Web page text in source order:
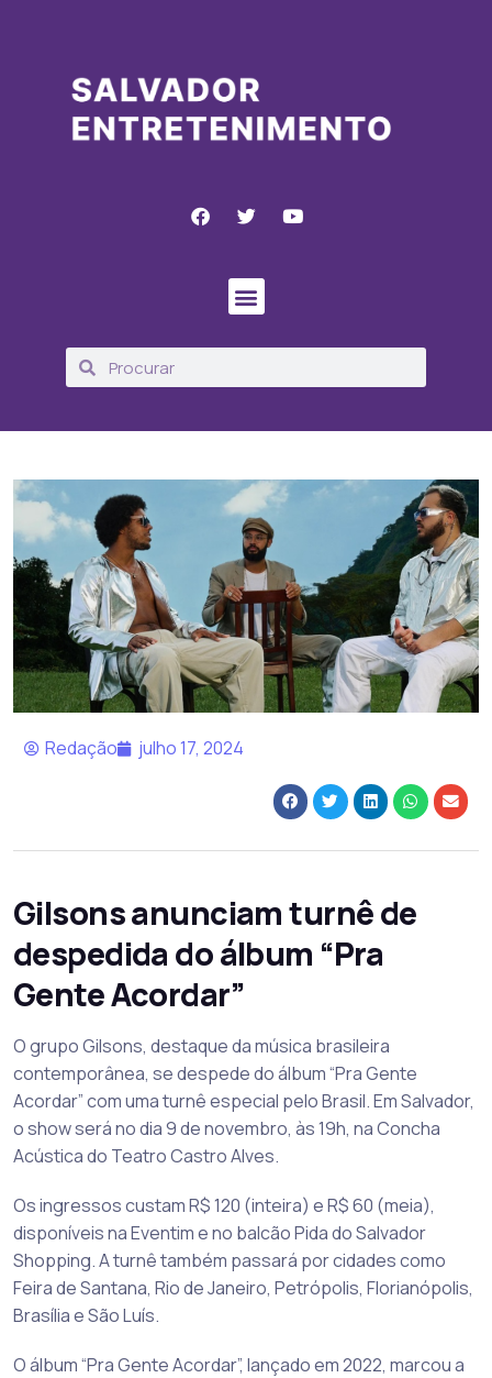
Redação julho 17, 2024
Gilsons anunciam turnê de
despedida do álbum “Pra
Gente Acordar”
O grupo Gilsons, destaque da música brasileira
contemporânea, se despede do álbum “Pra Gente
Acordar” com uma turnê especial pelo Brasil. Em Salvador,
o show será no dia 9 de novembro, às 19h, na Concha
Acústica do Teatro Castro Alves.
Os ingressos custam R$ 120 (inteira) e R$ 60 (meia),
disponíveis na Eventim e no balcão Pida do Salvador
Shopping. A turnê também passará por cidades como
Feira de Santana, Rio de Janeiro, Petrópolis, Florianópolis,
Brasília e São Luís.
O álbum “Pra Gente Acordar”, lançado em 2022, marcou a